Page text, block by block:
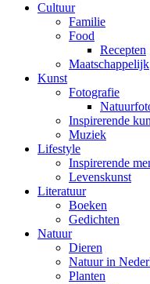
Cultuur
Familie
Food
Recepten
Maatschappelijk
Kunst
Fotografie
Inspirerende
Muziek
Lifestyle
Inspirerende
Levenskunst
Literatuur
Boeken
Gedichten
Natuur
Dieren
Natuur in
Planten